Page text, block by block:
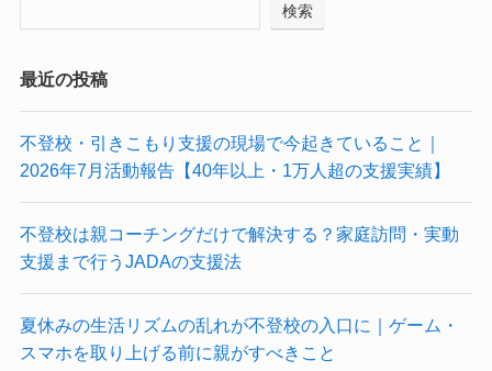
検索
最近の投稿
不登校・引きこもり支援の現場で今起きていること｜
2026年7月活動報告【40年以上・1万人超の支援実績】
不登校は親コーチングだけで解決する？家庭訪問・実動
支援まで行うJADAの支援法
夏休みの生活リズムの乱れが不登校の入口に｜ゲーム・
スマホを取り上げる前に親がすべきこと